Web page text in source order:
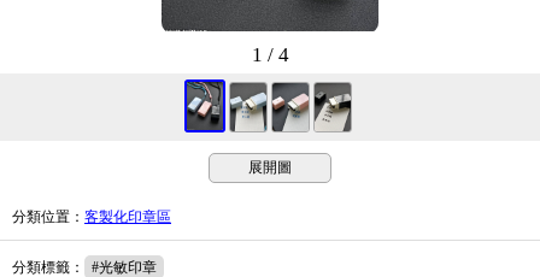
1 / 4
展開圖
分類位置 ： 客製化印章區
分類標籤 ： #光敏印章